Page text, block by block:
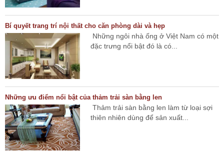
Bí quyết trang trí nội thất cho căn phòng dài và hẹp
Những ngôi nhà ống ở Việt Nam có một
đặc trưng nổi bật đó là có...
Những ưu điểm nổi bật của thảm trải sàn bằng len
Thảm trải sàn bằng len làm từ loại sợi
thiên nhiên dùng để sản xuất...